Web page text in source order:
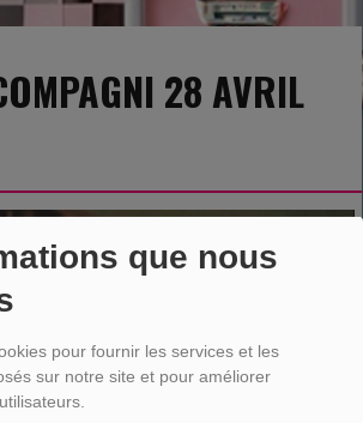
que nous
pour fournir les services et les
sur notre site et pour améliorer
28 AVRIL